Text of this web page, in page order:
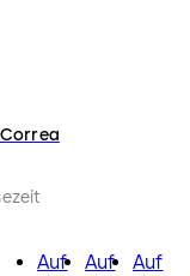
Auf
Auf
Auf